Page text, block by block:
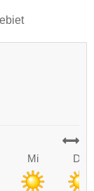
Mi Do